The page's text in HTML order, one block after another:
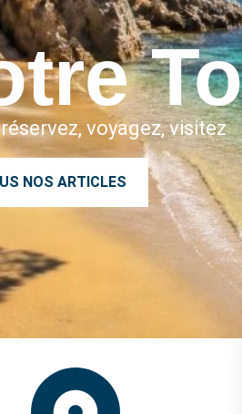
voyagez, visitez
NOS ARTICLES